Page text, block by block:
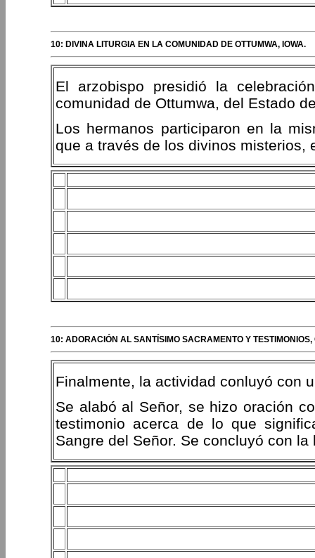
10: DIVINA LITURGIA EN LA COMUNIDAD DE OTTUMWA, IOWA.
El arzobispo presidió la
comunidad de Ottumwa, del Estado
Los hermanos participaron en la
que a través de los divinos misterios,
10: ADORACIÓN AL SANTÍSIMO SACRAMENTO Y
Finalmente, la actividad conluyó con
Se alabó al Señor, se hizo oración
testimonio acerca de lo que
Sangre del Señor. Se concluyó con la